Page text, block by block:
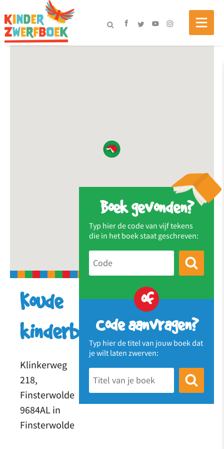
Boek gevonden?
Typ hier de code van vijf tekens
die in het boek staat geschreven:
of
Code aanvragen?
Typ hier de titel van jouw boek dat
je wilt laten zwerven:
Koude
kinderboeken.
Klinkerweg
218,
Finsterwolde
9684AL in
Finsterwolde